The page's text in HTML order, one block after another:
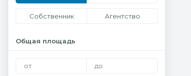
Собственник Агентство
Общая площадь